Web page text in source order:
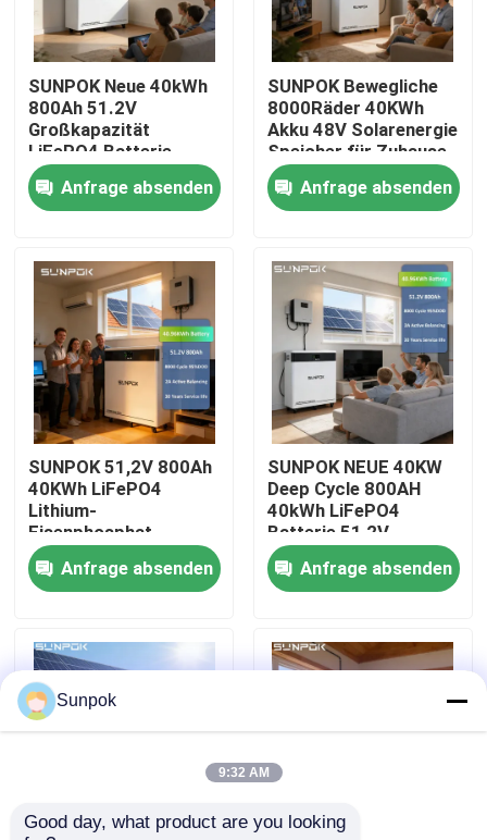
Heim
Produkte
Videos
Über uns
Werksbesichtigung
Qualitätskontrolle
Neuigkeiten
Bitte um ein Angebot
SUNPOK Neue 40kWh
800Ah 51.2V
Großkapazität
LiFePO4 Batterie
Lithium LFP
Heimspeichersystem
BESS Pack
Anfrage absenden
SUNPOK Bewegliche
8000Räder 40KWh
Akku 48V Solarenergie
Speicher für Zuhause
Batteriepaket LFP
51.2V 800Ah
Lithiumbatterie
Anfrage absenden
SUNPOK 51,2V 800Ah
40KWh LiFePO4
Lithium-
Eisenphosphat-
Batterie mit
integriertem BMS,
Split-Typ für
Kommunikation
Anfrage absenden
SUNPOK NEUE 40KW
Deep Cycle 800AH
40kWh LiFePO4
Batterie 51,2V
Lithium-Ionen-
Batteriepaket
Heimspeicherbatterien
Anfrage absenden
Sunpok
9:32 AM
Good day, what product are you looking